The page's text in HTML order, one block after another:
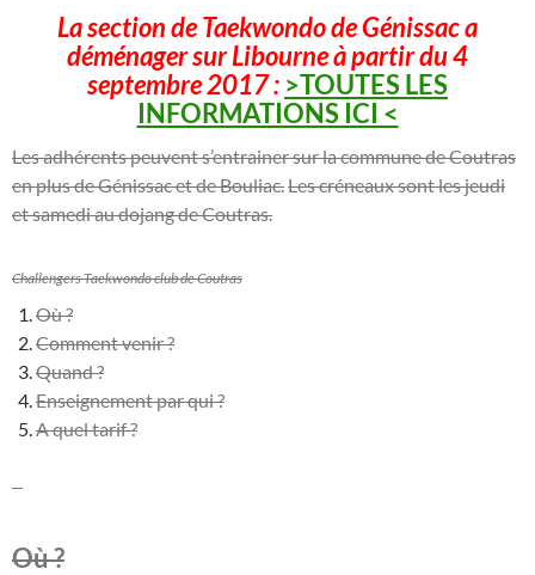
La section de Taekwondo de Génissac a
déménager sur Libourne à partir du 4
septembre 2017 : >TOUTES LES
INFORMATIONS ICI <
Les adhérents peuvent s’entrainer sur la commune de Coutras
en plus de Génissac et de Bouliac.Les créneaux sont les jeudi
et samedi au dojang de Coutras.
Challengers Taekwondo club de Coutras
Où ?
Comment venir ?
Quand ?
Enseignement par qui ?
A quel tarif ?
–
Où ?